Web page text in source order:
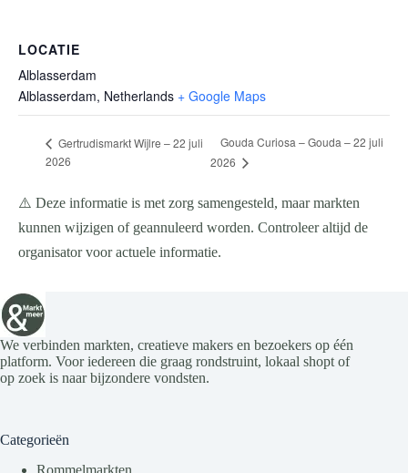
LOCATIE
Alblasserdam
Alblasserdam, Netherlands + Google Maps
Gertrudismarkt Wijlre – 22 juli
2026
Gouda Curiosa – Gouda – 22 juli
2026
⚠️ Deze informatie is met zorg samengesteld, maar markten
kunnen wijzigen of geannuleerd worden. Controleer altijd de
organisator voor actuele informatie.
We verbinden markten, creatieve makers en bezoekers op één
platform. Voor iedereen die graag rondstruint, lokaal shopt of
op zoek is naar bijzondere vondsten.
Categorieën